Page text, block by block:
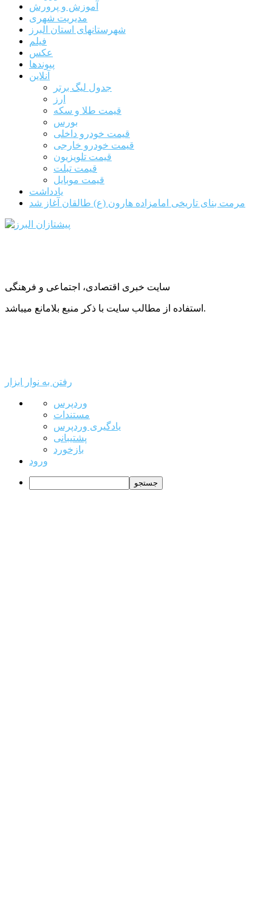
آموزش و پرورش
مدیریت شهری
شهرستانهای استان البرز
فیلم
عکس
پیوندها
آنلاین
جدول لیگ برتر
ارز
قیمت طلا و سکه
بورس
قیمت خودرو داخلی
قیمت خودرو خارجی
قیمت تلویزیون
قیمت تبلت
قیمت موبایل
یادداشت
مرمت بنای تاریخی امامزاده هارون (ع) طالقان آغاز شد
سایت خبری اقتصادی، اجتماعی و فرهنگی
استفاده از مطالب سایت با ذکر منبع بلامانع میباشد.
رفتن به نوار ابزار
درباره
وردپرس
وردپرس
مستندات
یادگیری وردپرس
پشتیبانی
بازخورد
ورود
جستجو